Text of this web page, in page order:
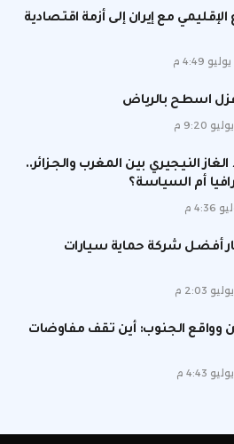
مع إيران إلى أزمة اقتصادية
اسطح بالرياض
النيجيري بين المغرب والجزائر..
أم السياسة؟
أفضل شركة حماية سيارات
وواقع الجنوب: أين تقف مفاوضات